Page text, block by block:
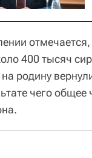
400 тысяч
родину
чего